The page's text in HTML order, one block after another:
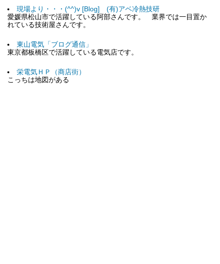
現場より・・・(^^)v [Blog] (有)アベ冷熱技研
愛媛県松山市で活躍している阿部さんです。 業界では一目置か
れている技術屋さんです。
東山電気「ブログ通信」
東京都板橋区で活躍している電気店です。
栄電気ＨＰ（商店街）
こっちは地図がある